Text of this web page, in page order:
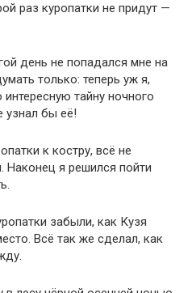
раз куропатки не придут —
день не попадался мне на
только: теперь уж я,
тайну ночного
узнал бы её!
к костру, всё не
Наконец я решился пойти
забыли, как Кузя
Всё так же сделал, как